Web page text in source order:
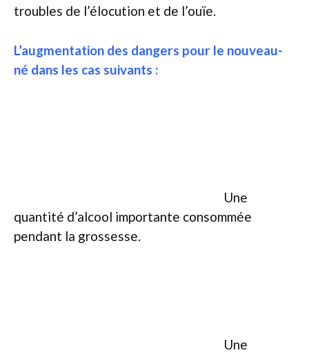
troubles de l’élocution et de l’ouïe.
L’augmentation des dangers pour le nouveau-
né dans les cas suivants :
Une
quantité d’alcool importante consommée
pendant la grossesse.
Une